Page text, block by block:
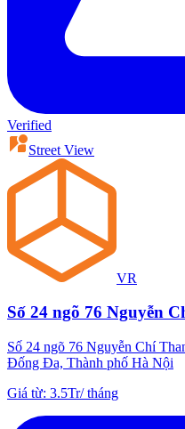
Verified
Street View
VR
Số 24 ngõ 76 Nguyễn
Số 24 ngõ 76 Nguyễn Chí
Đống Đa, Thành phố Hà Nội
Giá từ: 3.5Tr/tháng